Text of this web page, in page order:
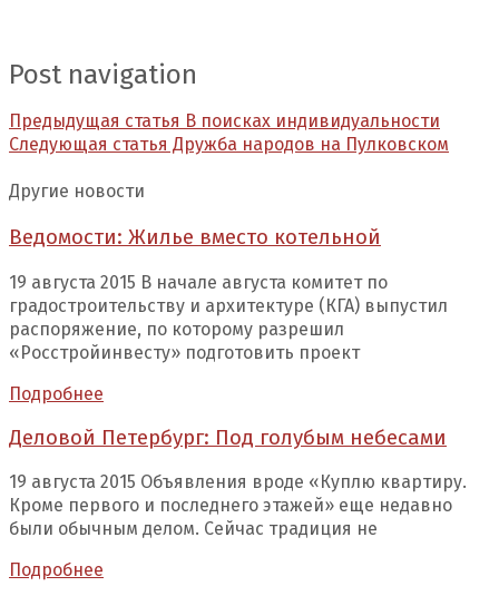
Post navigation
Предыдущая статья В поисках индивидуальности
Следующая статья Дружба народов на Пулковском
Другие новости
Ведомости: Жилье вместо котельной
19 августа 2015 В начале августа комитет по
градостроительству и архитектуре (КГА) выпустил
распоряжение, по которому разрешил
«Росстройинвесту» подготовить проект
Подробнее
Деловой Петербург: Под голубым небесами
19 августа 2015 Объявления вроде «Куплю квартиру.
Кроме первого и последнего этажей» еще недавно
были обычным делом. Сейчас традиция не
Подробнее